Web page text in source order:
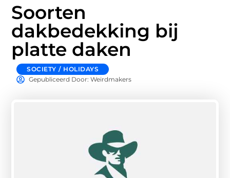
Soorten
dakbedekking bij
platte daken
SOCIETY / HOLIDAYS
Gepubliceerd Door: Weirdmakers